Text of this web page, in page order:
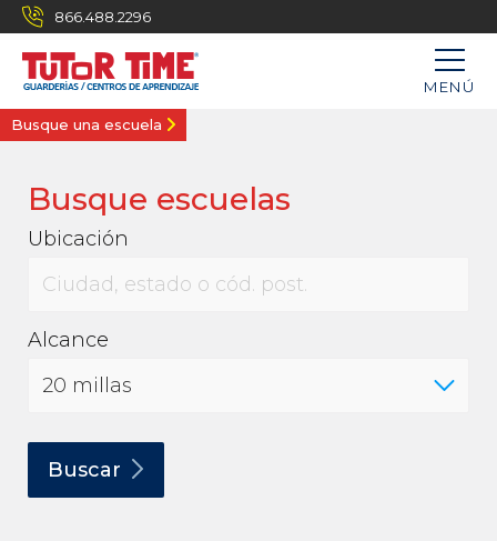
866.488.2296
MENÚ
Busque una escuela
Busque escuelas
Ubicación
Alcance
Buscar